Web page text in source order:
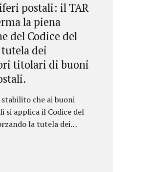
postali: il TAR
la piena
del Codice del
tutela dei
titolari di buoni
che ai buoni
applica il Codice del
la tutela dei
risarcimenti per chi